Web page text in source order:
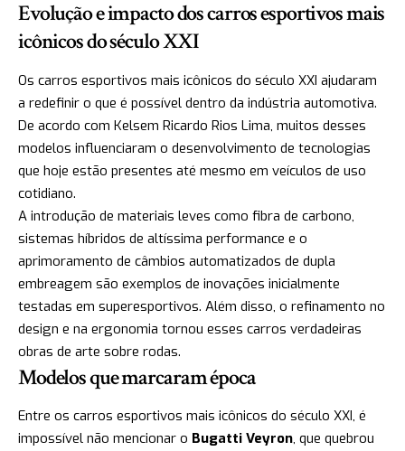
Evolução e impacto dos carros esportivos mais
icônicos do século XXI
Os carros esportivos mais icônicos do século XXI ajudaram
a redefinir o que é possível dentro da indústria automotiva.
De acordo com Kelsem Ricardo Rios Lima, muitos desses
modelos influenciaram o desenvolvimento de tecnologias
que hoje estão presentes até mesmo em veículos de uso
cotidiano.
A introdução de materiais leves como fibra de carbono,
sistemas híbridos de altíssima performance e o
aprimoramento de câmbios automatizados de dupla
embreagem são exemplos de inovações inicialmente
testadas em superesportivos. Além disso, o refinamento no
design e na ergonomia tornou esses carros verdadeiras
obras de arte sobre rodas.
Modelos que marcaram época
Entre os carros esportivos mais icônicos do século XXI, é
impossível não mencionar o Bugatti Veyron, que quebrou